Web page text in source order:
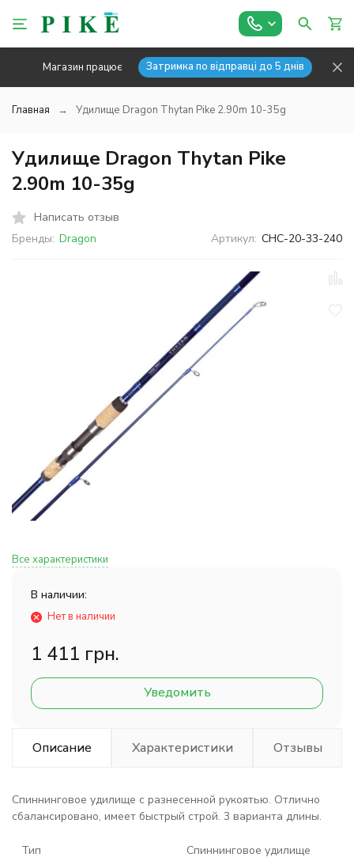
Магазин працює Затримка по відправці до 5 днів
Главная Удилище Dragon Thytan Pike 2.90m 10-35g
Удилище Dragon Thytan Pike
2.90m 10-35g
Написать отзыв
Бренды: Dragon Артикул: CHC-20-33-240
Все характеристики
В наличии:
Нет в наличии
1 411 грн.
Уведомить
Описание Характеристики Отзывы
Спиннинговое удилище с разнесенной рукоятью. Отлично
сбалансировано, имеет быстрый строй. 3 варианта длины.
Тип Спиннинговое удилище